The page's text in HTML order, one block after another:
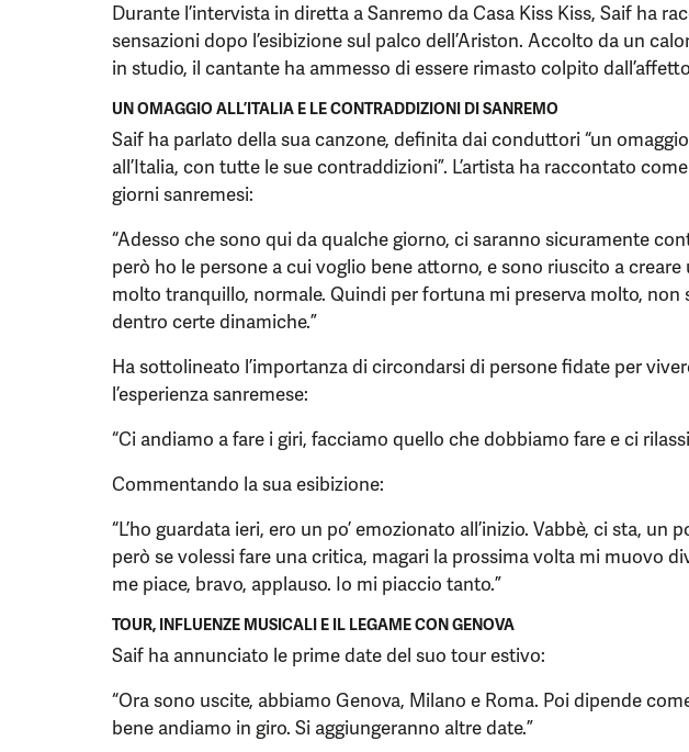
Durante l’intervista in diretta a Sanremo da Casa Kiss Kiss, Saif ha
sensazioni dopo l’esibizione sul palco dell’Ariston. Accolto da un
in studio, il cantante ha ammesso di essere rimasto colpito
UN OMAGGIO ALL’ITALIA E LE CONTRADDIZIONI DI SANREMO
Saif ha parlato della sua canzone, definita dai conduttori “un
all’Italia, con tutte le sue contraddizioni”. L’artista ha raccontato
giorni sanremesi:
“Adesso che sono qui da qualche giorno, ci saranno sicuramente
però ho le persone a cui voglio bene attorno, e sono riuscito a
molto tranquillo, normale. Quindi per fortuna mi preserva molto, non
dentro certe dinamiche.”
Ha sottolineato l’importanza di circondarsi di persone fidate per
l’esperienza sanremese:
“Ci andiamo a fare i giri, facciamo quello che dobbiamo fare e ci
Commentando la sua esibizione:
“L’ho guardata ieri, ero un po’ emozionato all’inizio. Vabbè, ci sta, un
però se volessi fare una critica, magari la prossima volta mi muovo
me piace, bravo, applauso. Io mi piaccio tanto.”
TOUR, INFLUENZE MUSICALI E IL LEGAME CON GENOVA
Saif ha annunciato le prime date del suo tour estivo:
“Ora sono uscite, abbiamo Genova, Milano e Roma. Poi dipende
bene andiamo in giro. Si aggiungeranno altre date.”